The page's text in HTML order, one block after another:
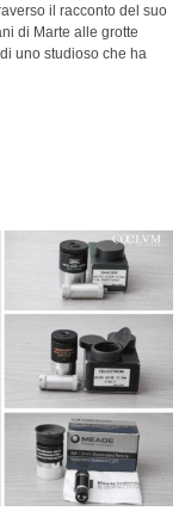
il racconto del suo
di Marte alle grotte
uno studioso che ha